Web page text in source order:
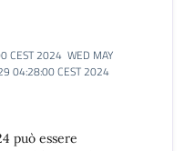
CEST 2024 WED MAY
04:28:00 CEST 2024
può essere